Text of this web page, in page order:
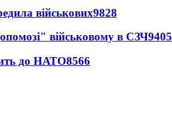
військових9828
військовому в СЗЧ9405
до НАТО8566